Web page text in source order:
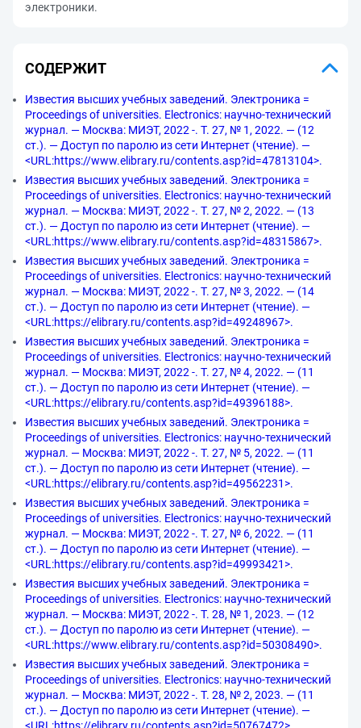
электроники.
СОДЕРЖИТ
Известия высших учебных заведений. Электроника =
Proceedings of universities. Electronics: научно-технический
журнал. — Москва: МИЭТ, 2022 -. Т. 27, № 1, 2022. — (12
ст.). — Доступ по паролю из сети Интернет (чтение). —
<URL:https://www.elibrary.ru/contents.asp?id=47813104>.
Известия высших учебных заведений. Электроника =
Proceedings of universities. Electronics: научно-технический
журнал. — Москва: МИЭТ, 2022 -. Т. 27, № 2, 2022. — (13
ст.). — Доступ по паролю из сети Интернет (чтение). —
<URL:https://www.elibrary.ru/contents.asp?id=48315867>.
Известия высших учебных заведений. Электроника =
Proceedings of universities. Electronics: научно-технический
журнал. — Москва: МИЭТ, 2022 -. Т. 27, № 3, 2022. — (14
ст.). — Доступ по паролю из сети Интернет (чтение). —
<URL:https://elibrary.ru/contents.asp?id=49248967>.
Известия высших учебных заведений. Электроника =
Proceedings of universities. Electronics: научно-технический
журнал. — Москва: МИЭТ, 2022 -. Т. 27, № 4, 2022. — (11
ст.). — Доступ по паролю из сети Интернет (чтение). —
<URL:https://elibrary.ru/contents.asp?id=49396188>.
Известия высших учебных заведений. Электроника =
Proceedings of universities. Electronics: научно-технический
журнал. — Москва: МИЭТ, 2022 -. Т. 27, № 5, 2022. — (11
ст.). — Доступ по паролю из сети Интернет (чтение). —
<URL:https://elibrary.ru/contents.asp?id=49562231>.
Известия высших учебных заведений. Электроника =
Proceedings of universities. Electronics: научно-технический
журнал. — Москва: МИЭТ, 2022 -. Т. 27, № 6, 2022. — (11
ст.). — Доступ по паролю из сети Интернет (чтение). —
<URL:https://elibrary.ru/contents.asp?id=49993421>.
Известия высших учебных заведений. Электроника =
Proceedings of universities. Electronics: научно-технический
журнал. — Москва: МИЭТ, 2022 -. Т. 28, № 1, 2023. — (12
ст.). — Доступ по паролю из сети Интернет (чтение). —
<URL:https://www.elibrary.ru/contents.asp?id=50308490>.
Известия высших учебных заведений. Электроника =
Proceedings of universities. Electronics: научно-технический
журнал. — Москва: МИЭТ, 2022 -. Т. 28, № 2, 2023. — (11
ст.). — Доступ по паролю из сети Интернет (чтение). —